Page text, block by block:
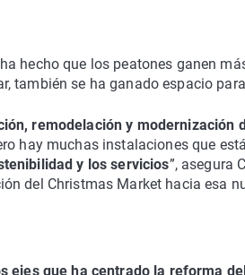
hecho que los peatones ganen
también se ha ganado espacio
remodelación y modernización
hay muchas instalaciones que
y los servicios”, asegura
del Christmas Market hacia esa
ejes que ha centrado la reforma